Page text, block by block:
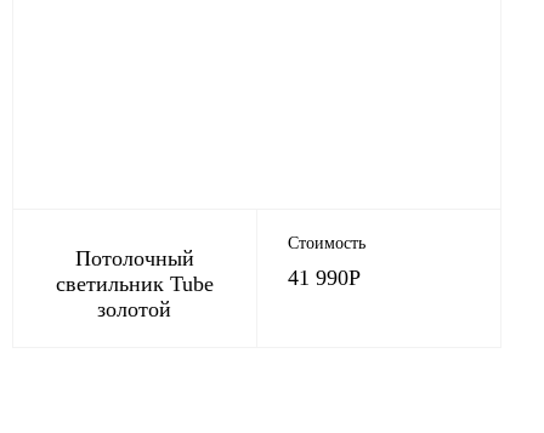
Потолочный
светильник Tube
золотой
Стоимость
41 990Р